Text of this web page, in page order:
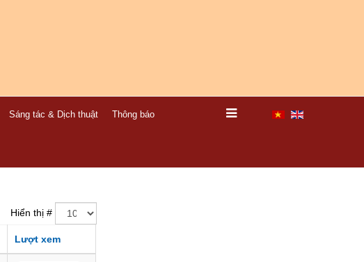
Sáng tác & Dịch thuật Thông báo
Hiển thị #
Lượt xem